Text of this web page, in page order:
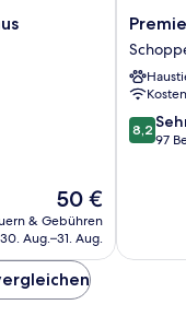
Der
Preis
beträgt
50 €
& Gebühren
30. Aug.–31. Aug.
Premier
Inn
City
Nordost
8.2
von
8,2
97